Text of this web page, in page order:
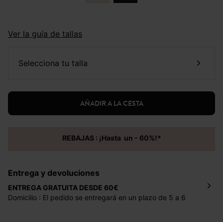
Ver la guía de tallas
selecciona tu talla
AÑADIR A LA CESTA
REBAJAS : ¡Hasta un - 60%!*
Entrega y devoluciones
ENTREGA GRATUITA DESDE 60€
Domicilio : El pedido se entregará en un plazo de 5 a 6